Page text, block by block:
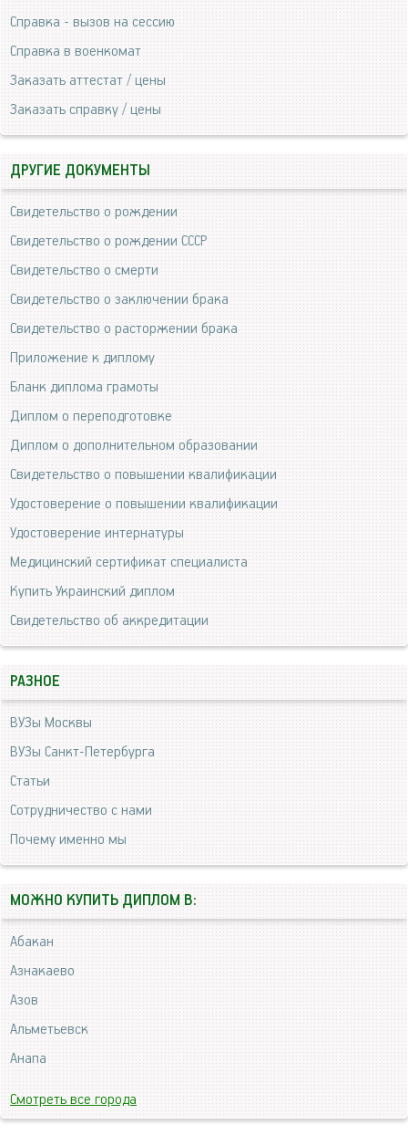
Справка - вызов на сессию
Справка в военкомат
Заказать аттестат / цены
Заказать справку / цены
ДРУГИЕ ДОКУМЕНТЫ
Свидетельство о рождении
Свидетельство о рождении СССР
Свидетельство о смерти
Свидетельство о заключении брака
Свидетельство о расторжении брака
Приложение к диплому
Бланк диплома грамоты
Диплом о переподготовке
Диплом о дополнительном образовании
Свидетельство о повышении квалификации
Удостоверение о повышении квалификации
Удостоверение интернатуры
Медицинский сертификат специалиста
Купить Украинский диплом
Свидетельство об аккредитации
РАЗНОЕ
ВУЗы Москвы
ВУЗы Санкт-Петербурга
Статьи
Сотрудничество с нами
Почему именно мы
МОЖНО КУПИТЬ ДИПЛОМ В:
Абакан
Азнакаево
Азов
Альметьевск
Анапа
Смотреть все города